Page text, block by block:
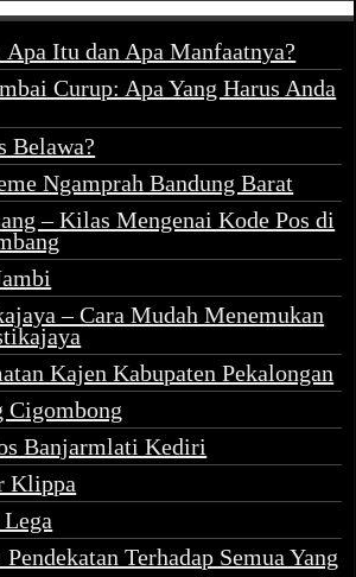
Apa Itu dan Apa Manfaatnya?
Curup: Apa Yang Harus Anda
Belawa?
Ngamprah Bandung Barat
– Kilas Mengenai Kode Pos di
– Cara Mudah Menemukan
Kajen Kabupaten Pekalongan
Cigombong
Banjarmlati Kediri
Klippa
Terhadap Semua Yang